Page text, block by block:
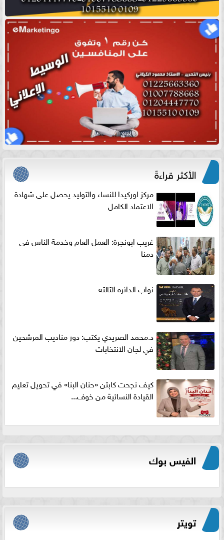
الأكثر قراءةً
مركز اوركيدا للنساء والتوليد يحصل على شهادة
الاعتماد الكامل
غريب ابونجرة: العمل العام وخدمة الناس فى
دمنا
نواب الدائره الثالثه
د.محمد الصريدي يكتب: دور مناديب المرشحين
في لجان الانتخابات
كيف نجحت كابتن «حنان البنا» في تحويل تعليم
القيادة النسائية من خوف...
الفيس بوك
تويتر